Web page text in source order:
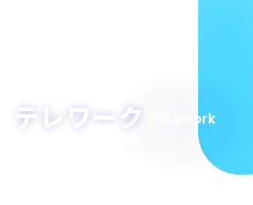
テレワーク Telework